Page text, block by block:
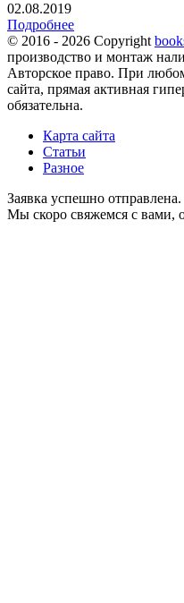
02.08.2019
Подробнее
© 2016 - 2026 Copyright
производство и монтаж
Авторское право. При
сайта, прямая активная
обязательна.
Карта сайта
Статьи
Разное
Заявка успешно отправлена.
Мы скоро свяжемся с вами,